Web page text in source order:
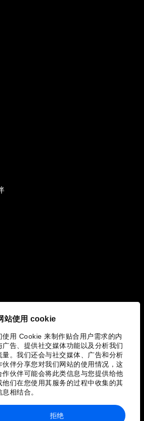
站使用 cookie
使用 Cookie 来制作贴合用户需求的内
广告、提供社交媒体功能以及分析我们
量。我们还会与社交媒体、广告和分析
伙伴分享您对我们网站的使用情况，这
作伙伴可能会将此类信息与您提供给他
他们在您使用其服务的过程中收集的其
相结合。
拒绝